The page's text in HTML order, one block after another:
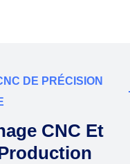
DE PRÉCISION
CNC Et